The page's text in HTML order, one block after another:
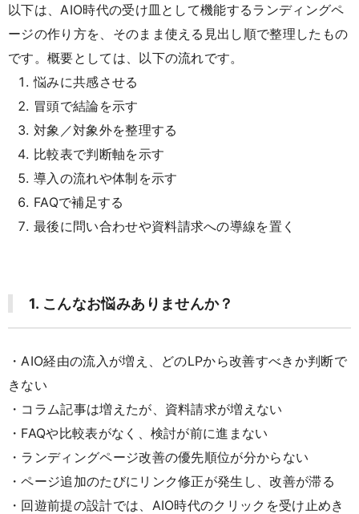
以下は、AIO時代の受け皿として機能するランディングペ
ージの作り方を、そのまま使える見出し順で整理したもの
です。概要としては、以下の流れです。
悩みに共感させる
冒頭で結論を示す
対象／対象外を整理する
比較表で判断軸を示す
導入の流れや体制を示す
FAQで補足する
最後に問い合わせや資料請求への導線を置く
1. こんなお悩みありませんか？
・AIO経由の流入が増え、どのLPから改善すべきか判断で
きない
・コラム記事は増えたが、資料請求が増えない
・FAQや比較表がなく、検討が前に進まない
・ランディングページ改善の優先順位が分からない
・ページ追加のたびにリンク修正が発生し、改善が滞る
・回遊前提の設計では、AIO時代のクリックを受け止めき